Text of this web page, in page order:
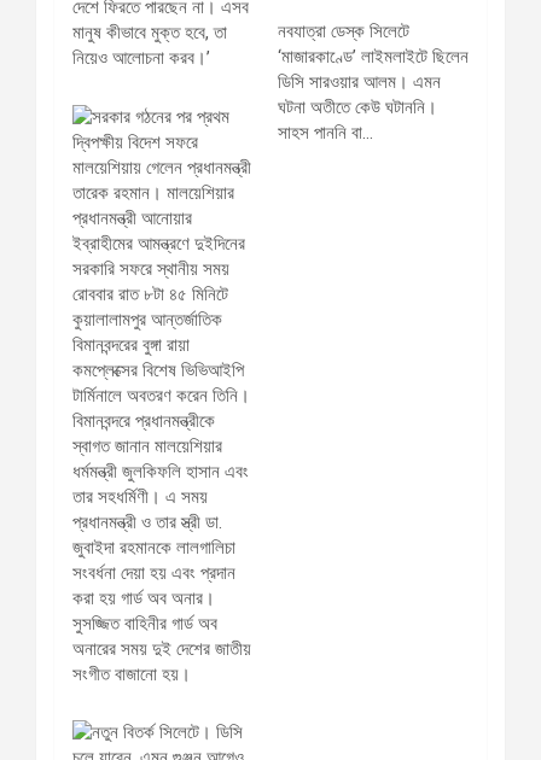
নবযাত্রা ডেস্ক সিলেটে
‘মাজারকাণ্ডে’ লাইমলাইটে ছিলেন
ডিসি সারওয়ার আলম। এমন
ঘটনা অতীতে কেউ ঘটাননি।
সাহস পাননি বা…